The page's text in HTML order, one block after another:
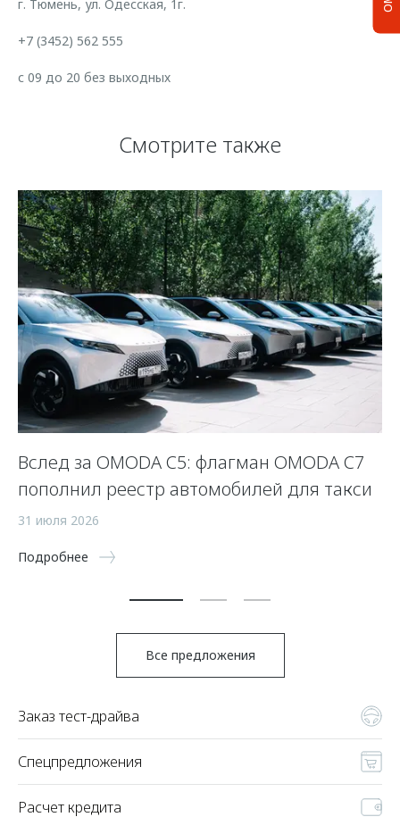
г. Тюмень, ул. Одесская, 1г.
+7 (3452) 562 555
с 09 до 20 без выходных
Смотрите также
Вслед за OMODA C5: флагман OMODA C7
пополнил реестр автомобилей для такси
31 июля 2026
Подробнее
Все предложения
Заказ тест-драйва
Спецпредложения
Расчет кредита